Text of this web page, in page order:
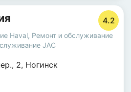
4.2
Haval, Ремонт и обслуживание
JAC
, 2, Ногинск